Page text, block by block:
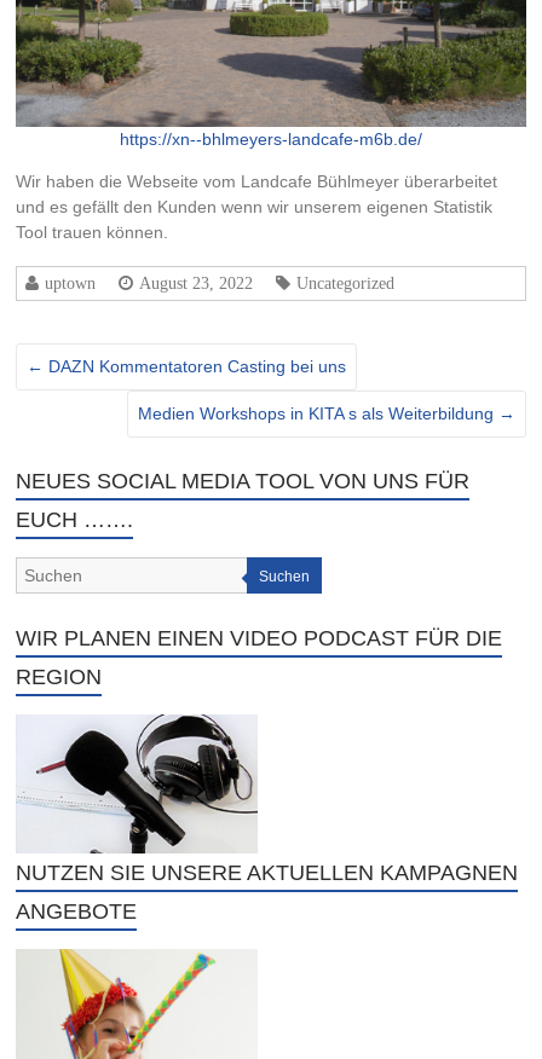
https://xn--bhlmeyers-landcafe-m6b.de/
Wir haben die Webseite vom Landcafe Bühlmeyer überarbeitet
und es gefällt den Kunden wenn wir unserem eigenen Statistik
Tool trauen können.
uptown August 23, 2022 Uncategorized
← DAZN Kommentatoren Casting bei uns
Medien Workshops in KITA s als Weiterbildung →
NEUES SOCIAL MEDIA TOOL VON UNS FÜR
EUCH …….
Suchen
WIR PLANEN EINEN VIDEO PODCAST FÜR DIE
REGION
NUTZEN SIE UNSERE AKTUELLEN KAMPAGNEN
ANGEBOTE